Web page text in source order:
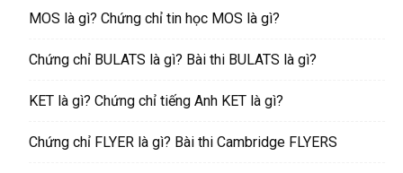
MOS là gì? Chứng chỉ tin học MOS là gì?
Chứng chỉ BULATS là gì? Bài thi BULATS là gì?
KET là gì? Chứng chỉ tiếng Anh KET là gì?
Chứng chỉ FLYER là gì? Bài thi Cambridge FLYERS